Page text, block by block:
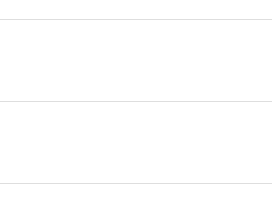
手術室運営のインプット指標
表す3つの指標
の出会い